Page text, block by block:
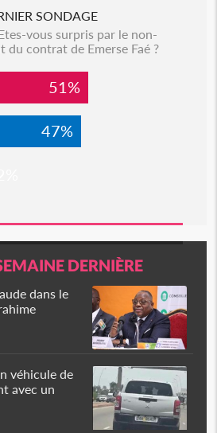
SONDAGE
vous surpris par le non-
du contrat de Emerse Faé ?
51%
47%
DERNIÈRE
dans le
véhicule de
avec un